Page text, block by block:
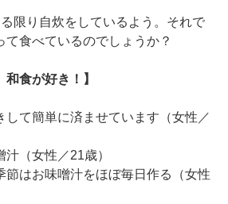
限り自炊をしているよう。それで
て食べているのでしょうか？
和食が好き！】
して簡単に済ませています（女性／
汁（女性／21歳）
節はお味噌汁をほぼ毎日作る（女性